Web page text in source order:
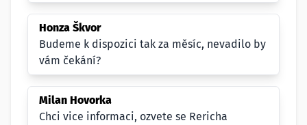
Honza Škvor
Budeme k dispozici tak za měsíc, nevadilo by
vám čekání?
Milan Hovorka
Chci vice informaci, ozvete se Rericha